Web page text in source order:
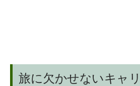
旅に欠かせないキャ